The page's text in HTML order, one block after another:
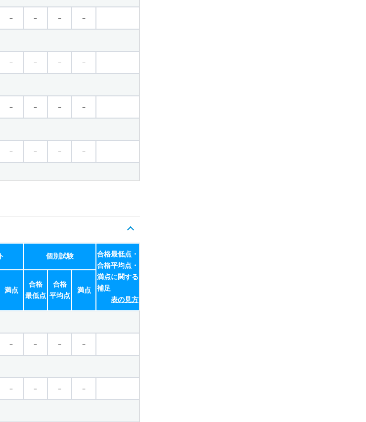
－ － － －
－ － － －
－ － － －
－ － － －
－ － － －
個別試験
合格最低点・
合格平均点・
満点に関する
補足
表の見方
満点
合格
最低点
合格
平均点
満点
－ － － －
－ － － －